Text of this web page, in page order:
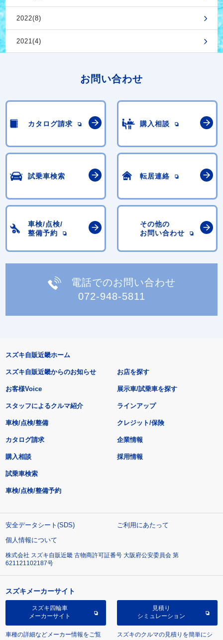
2022(8)
2021(4)
お問い合わせ
カタログ請求 購入相談
試乗車検索 転居連絡
車検/点検/
整備予約
その他の
お問い合わせ
電話でのお問い合わせ
072-948-5811
スズキ自販近畿ホーム
スズキ自販近畿からのお知らせ
お客様Voice
スタッフによるクルマ紹介
お店を探す
展示車/試乗車を探す
ラインアップ
車検/点検/整備 クレジット/保険
カタログ請求
購入相談
試乗車検索
車検/点検/整備予約
企業情報
採用情報
安全データシート(SDS)
ご利用にあたって
個人情報について
株式会社 スズキ自販近畿 古物商許可証番号 大阪府公安委員会 第
621121102187号
スズキメーカーサイト
スズキ四輪車
メーカーサイト
車種の詳細などメーカー情報をご覧
見積り
シミュレーション
スズキのクルマの見積りを簡単にシ